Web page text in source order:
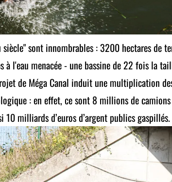
sont innombrables : 3200 hectares de
à l'eau menacée - une bassine de 22 fois la
de Méga Canal induit une multiplication
: en effet, ce sont 8 millions de
milliards d’euros d’argent publics gaspillés.